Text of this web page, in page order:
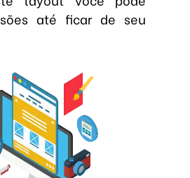
até ficar de seu